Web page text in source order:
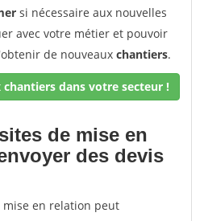
si nécessaire aux nouvelles
avec votre métier et pouvoir
de nouveaux chantiers.
dans votre secteur !
de mise en
des devis
mise en relation peut